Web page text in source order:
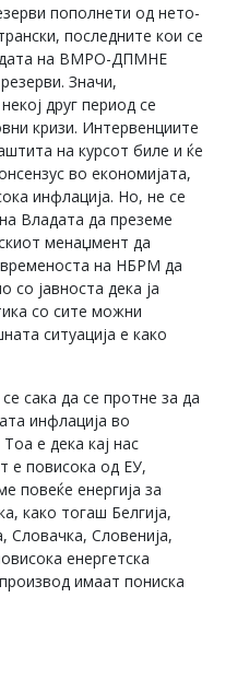
пополнети од нето-
последните кои се
на ВМРО-ДПМНЕ
Значи,
друг период се
кризи. Интервенциите
на курсот биле и ќе
во економијата,
инфлација. Но, не се
Владата да преземе
менаџмент да
на НБРМ да
со јавноста дека ја
со сите можни
ситуација е како
сака да се протне за да
инфлација во
е дека кај нас
е повисока од ЕУ,
повеќе енергија за
како тогаш Белгија,
Словачка, Словенија,
енергетска
имаат пониска